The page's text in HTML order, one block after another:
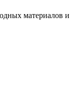
материалов и